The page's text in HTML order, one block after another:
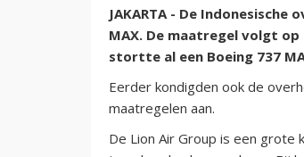
JAKARTA - De
MAX. De maatregel volgt
stortte al een Boeing 737
Eerder kondigden ook de
maatregelen aan.
De Lion Air Group is een grote